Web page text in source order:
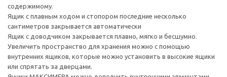
содержимому.
Ящик с плавным ходом и стопором последние несколько
сантиметров закрывается автоматически
Ящик с доводчиком закрывается плавно, мягко и бесшумно.
Увеличить пространство для хранения можно с помощью
внутренних ящиков, которые можно установить в высокие ящики
или спрятать за дверцами.